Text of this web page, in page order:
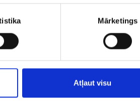
Mārketings
Atļaut visu
148/5045
€ 7.50
GROZAM